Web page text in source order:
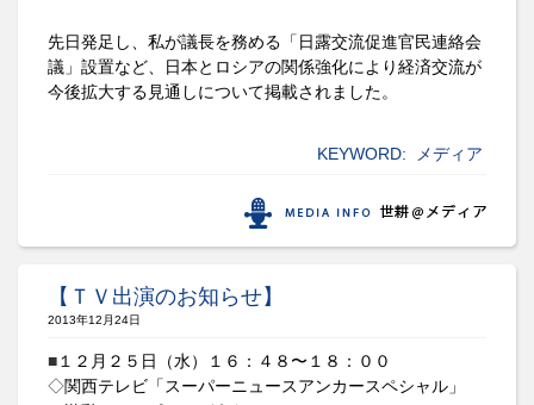
先日発足し、私が議長を務める「日露交流促進官民連絡会
議」設置など、
日本とロシアの関係強化により経済交流が
今後拡大する見通しについて掲載されました。
KEYWORD: メディア
【ＴＶ出演のお知らせ】
2013年12月24日
■１２月２５日（水）１６：４８〜１８：００
◇関西テレビ「スーパーニュースアンカースペシャル」